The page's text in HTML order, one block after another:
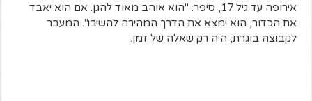
אירופה עד גיל 17, סיפר: "הוא אוהב מאוד להגן. אם הוא יאבד
את הכדור, הוא ימצא את הדרך המהירה להשיבו". המעבר
לקבוצה בוגרת, היה רק שאלה של זמן.